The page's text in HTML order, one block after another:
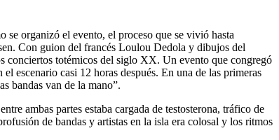
organizó el evento, el proceso que se vivió hasta
Con guion del francés Loulou Dedola y dibujos del
conciertos totémicos del siglo XX. Un evento que congregó
escenario casi 12 horas después. En una de las primeras
bandas van de la mano”.
ambas partes estaba cargada de testosterona, tráfico de
de bandas y artistas en la isla era colosal y los ritmos